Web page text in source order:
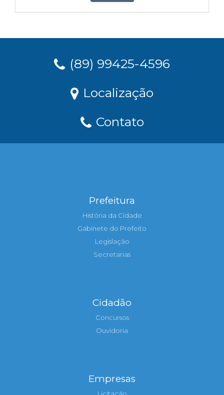
(89) 99425-4596
Localização
Contato
Prefeitura
História da Cidade
Gabinete do Prefeito
Legislação
Secretarias
Cidadão
Concursos
Ouvidoria
Empresas